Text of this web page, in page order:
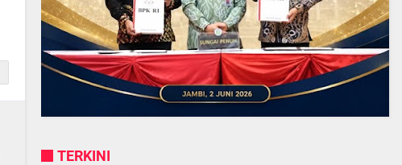
TERKINI